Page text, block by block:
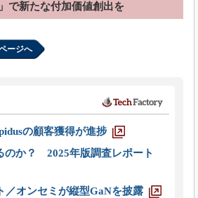
で新たな付加価値創出を
ージへ
の顧客獲得が進捗
のか？ 2025年版調査レポート
オンセミが縦型GaNを披露